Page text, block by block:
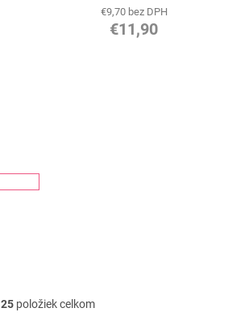
€9,70 bez DPH
€11,90
O
25položiek celkom